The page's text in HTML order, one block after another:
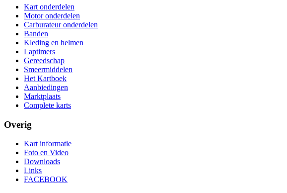
Kart onderdelen
Motor onderdelen
Carburateur onderdelen
Banden
Kleding en helmen
Laptimers
Gereedschap
Smeermiddelen
Het Kartboek
Aanbiedingen
Marktplaats
Complete karts
Overig
Kart informatie
Foto en Video
Downloads
Links
FACEBOOK